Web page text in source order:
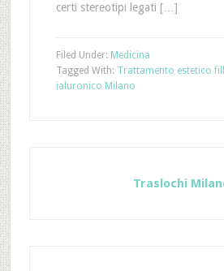
certi stereotipi legati […]
Filed Under: Medicina
Tagged With: Trattamento estetico
ialuronico Milano
Traslochi